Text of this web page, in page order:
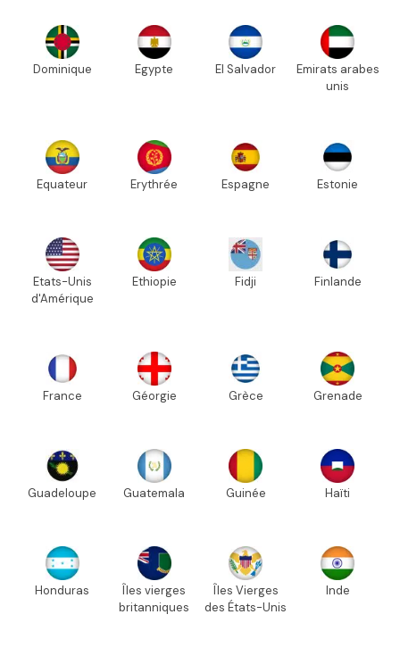
Dominique Egypte El Salvador
Emirats arabes
unis
Equateur Erythrée Espagne Estonie
Etats-Unis
d'Amérique
Ethiopie Fidji Finlande
France Géorgie Grèce Grenade
Guadeloupe Guatemala Guinée Haïti
Honduras
Îles vierges
britanniques
Îles Vierges
des États-Unis
Inde